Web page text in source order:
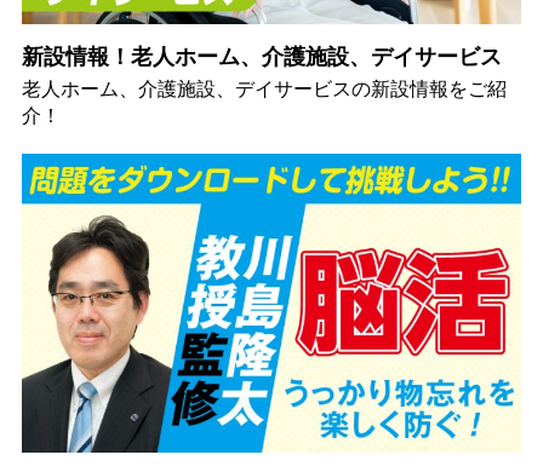
新設情報！老人ホーム、介護施設、デイサービス
老人ホーム、介護施設、デイサービスの新設情報をご紹
介！